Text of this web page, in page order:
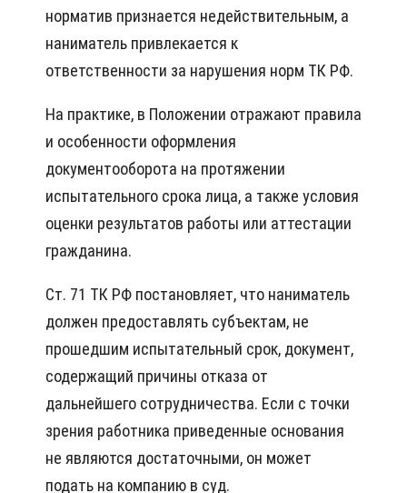
норматив признается недействительным, а
наниматель привлекается к
ответственности за нарушения норм ТК РФ.
На практике, в Положении отражают правила
и особенности оформления
документооборота на протяжении
испытательного срока лица, а также условия
оценки результатов работы или аттестации
гражданина.
Ст. 71 ТК РФ постановляет, что наниматель
должен предоставлять субъектам, не
прошедшим испытательный срок, документ,
содержащий причины отказа от
дальнейшего сотрудничества. Если с точки
зрения работника приведенные основания
не являются достаточными, он может
подать на компанию в суд.